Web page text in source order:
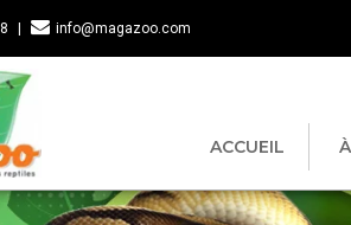
info@magazoo.com
ACCUEIL